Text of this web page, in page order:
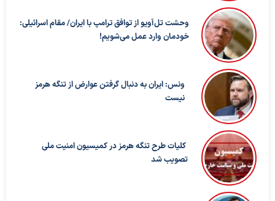
وحشت تل‌آویو از توافق ترامپ با ایران/ مقام اسرائیلی:
خودمان وارد عمل می‌شویم!
ونس: ایران به دنبال گرفتن عوارض از تنگه هرمز
نیست
کلیات طرح تنگه هرمز در کمیسیون امنیت ملی
تصویب شد